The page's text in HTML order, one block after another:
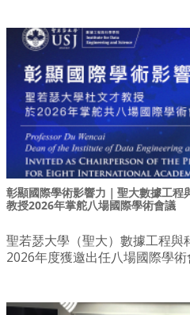
彰顯國際學術影響力｜聖大數據工程
教授2026年掌舵八場國際學術會議
聖若瑟大學（聖大）數據工程
2026年度獲邀出任八場國際學術